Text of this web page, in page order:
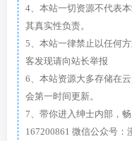
4、本站一切资源不代表
其真实性负责。
5、本站一律禁止以任何
客发现请向站长举报
6、本站资源大多存储在
会第一时间更新。
7、带你进入绅士内部，
167200861 微信公